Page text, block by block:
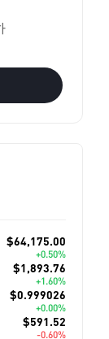
$64,175.00
+0.50%
$1,893.76
+1.60%
$0.999026
+0.00%
$591.52
-0.60%